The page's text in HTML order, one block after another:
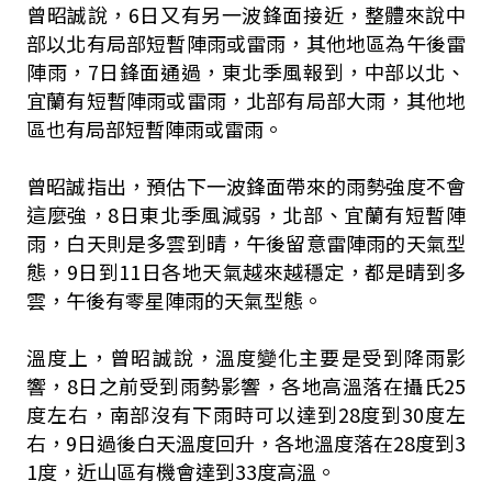
曾昭誠說，6日又有另一波鋒面接近，整體來說中
部以北有局部短暫陣雨或雷雨，其他地區為午後雷
陣雨，7日鋒面通過，東北季風報到，中部以北、
宜蘭有短暫陣雨或雷雨，北部有局部大雨，其他地
區也有局部短暫陣雨或雷雨。
曾昭誠指出，預估下一波鋒面帶來的雨勢強度不會
這麼強，8日東北季風減弱，北部、宜蘭有短暫陣
雨，白天則是多雲到晴，午後留意雷陣雨的天氣型
態，9日到11日各地天氣越來越穩定，都是晴到多
雲，午後有零星陣雨的天氣型態。
溫度上，曾昭誠說，溫度變化主要是受到降雨影
響，8日之前受到雨勢影響，各地高溫落在攝氏25
度左右，南部沒有下雨時可以達到28度到30度左
右，9日過後白天溫度回升，各地溫度落在28度到3
1度，近山區有機會達到33度高溫。